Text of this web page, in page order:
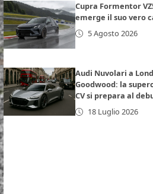
Cupra Formentor
emerge il suo vero
5 Agosto 2026
Audi Nuvolari a
Goodwood: la
CV si prepara al
18 Luglio 2026